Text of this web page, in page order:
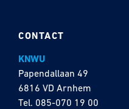
CONTACT
KNWU
Papendallaan 49
6816 VD Arnhem
Tel. 085-070 19 00